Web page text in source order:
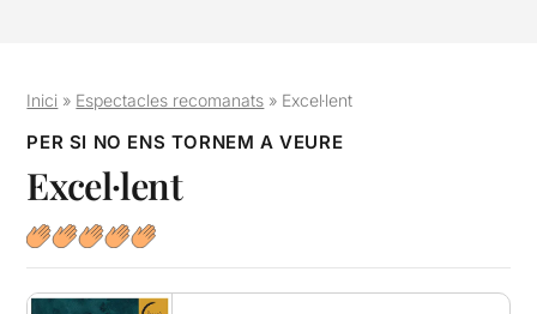
Inici » Espectacles recomanats » Excel·lent
PER SI NO ENS TORNEM A VEURE
Excel·lent